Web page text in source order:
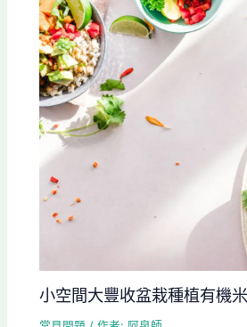
小空間大豐收盆栽種植有機